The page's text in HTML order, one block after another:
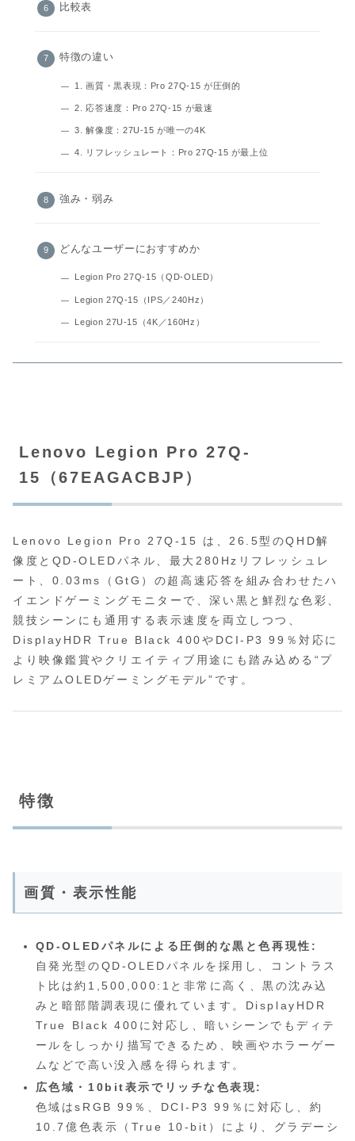
比較表
特徴の違い
1. 画質・黒表現：Pro 27Q‑15 が圧倒的
2. 応答速度：Pro 27Q‑15 が最速
3. 解像度：27U‑15 が唯一の4K
4. リフレッシュレート：Pro 27Q‑15 が最上位
強み・弱み
どんなユーザーにおすすめか
Legion Pro 27Q‑15（QD‑OLED）
Legion 27Q‑15（IPS／240Hz）
Legion 27U‑15（4K／160Hz）
Lenovo Legion Pro 27Q-
15（67EAGACBJP）
Lenovo Legion Pro 27Q-15 は、26.5型のQHD解
像度とQD-OLEDパネル、最大280Hzリフレッシュレ
ート、0.03ms（GtG）の超高速応答を組み合わせたハ
イエンドゲーミングモニターで、深い黒と鮮烈な色彩、
競技シーンにも通用する表示速度を両立しつつ、
DisplayHDR True Black 400やDCI-P3 99％対応に
より映像鑑賞やクリエイティブ用途にも踏み込める“プ
レミアムOLEDゲーミングモデル”です。
特徴
画質・表示性能
QD-OLEDパネルによる圧倒的な黒と色再現性:
自発光型のQD-OLEDパネルを採用し、コントラス
ト比は約1,500,000:1と非常に高く、黒の沈み込
みと暗部階調表現に優れています。DisplayHDR
True Black 400に対応し、暗いシーンでもディテ
ールをしっかり描写できるため、映画やホラーゲー
ムなどで高い没入感を得られます。
広色域・10bit表示でリッチな色表現:
色域はsRGB 99％、DCI‑P3 99％に対応し、約
10.7億色表示（True 10-bit）により、グラデーシ